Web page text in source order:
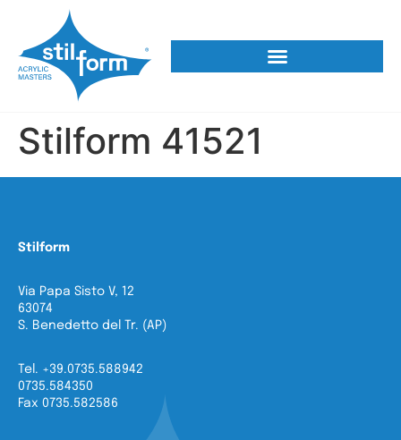
Stilform 41521
Stilform
Via Papa Sisto V, 12
63074
S. Benedetto del Tr. (AP)
Tel. +39.0735.588942
0735.584350
Fax 0735.582586